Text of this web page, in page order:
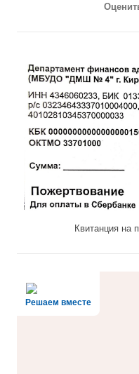
Квитанция на
Решаем вместе